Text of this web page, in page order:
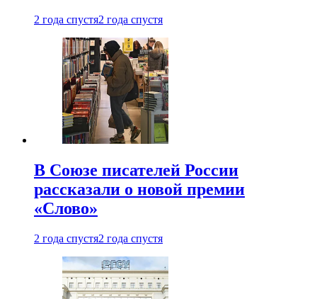
2 года спустя2 года спустя
В Союзе писателей России
рассказали о новой премии
«Слово»
2 года спустя2 года спустя